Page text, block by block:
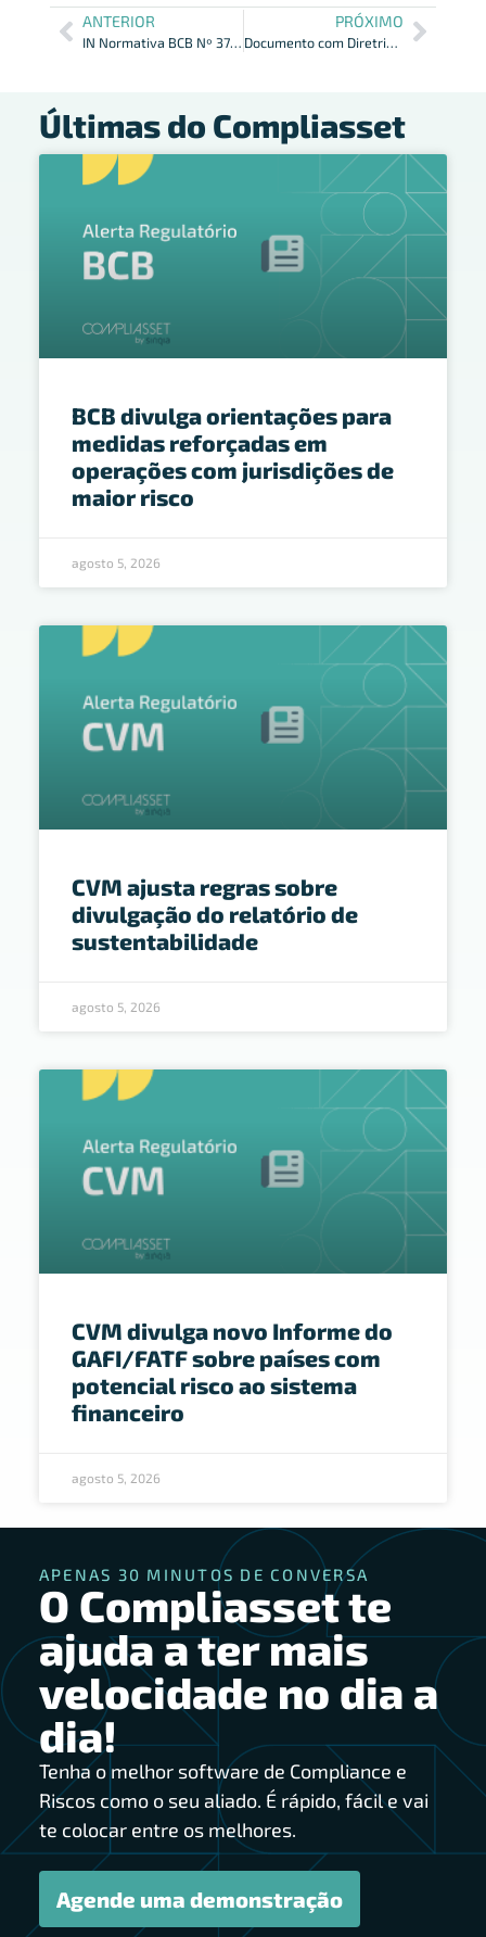
ANTERIOR
IN Normativa BCB Nº 376: Registro e Depósito – 28/04/2023
PRÓXIMO
Documento com Diretrizes para Publicidade de Investimentos
Últimas do Compliasset
BCB divulga orientações para
medidas reforçadas em
operações com jurisdições de
maior risco
agosto 5, 2026
CVM ajusta regras sobre
divulgação do relatório de
sustentabilidade
agosto 5, 2026
CVM divulga novo Informe do
GAFI/FATF sobre países com
potencial risco ao sistema
financeiro
agosto 5, 2026
APENAS 30 MINUTOS DE CONVERSA
O Compliasset te
ajuda a ter mais
velocidade no dia a
dia!
Tenha o melhor software de Compliance e
Riscos como o seu aliado. É rápido, fácil e vai
te colocar entre os melhores.
Agende uma demonstração